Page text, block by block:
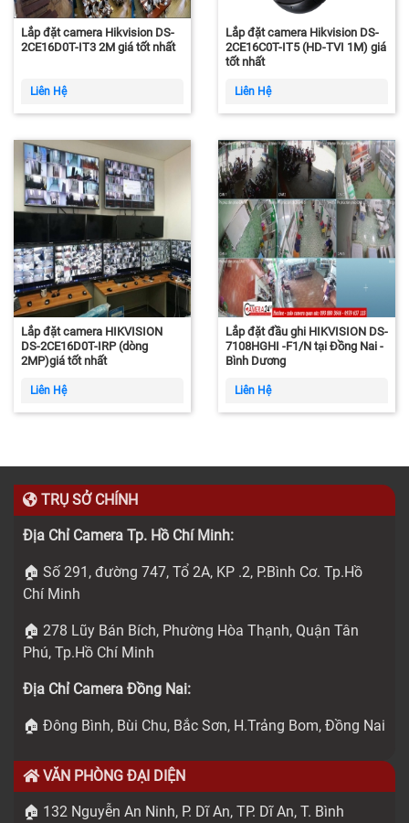
Lắp đặt camera Hikvision DS-
2CE16D0T-IT3 2M giá tốt nhất
Liên Hệ
Lắp đặt camera Hikvision DS-
2CE16C0T-IT5 (HD-TVI 1M) giá
tốt nhất
Liên Hệ
Lắp đặt camera HIKVISION
DS-2CE16D0T-IRP (dòng
2MP)giá tốt nhất
Liên Hệ
Lắp đặt đầu ghi HIKVISION DS-
7108HGHI -F1/N tại Đồng Nai -
Bình Dương
Liên Hệ
TRỤ SỞ CHÍNH
Địa Chỉ Camera Tp. Hồ Chí Minh:
🏠 Số 291, đường 747, Tổ 2A, KP .2, P.Bình Cơ. Tp.Hồ
Chí Minh
🏠 278 Lũy Bán Bích, Phường Hòa Thạnh, Quận Tân
Phú, Tp.Hồ Chí Minh
Địa Chỉ Camera Đồng Nai:
🏠 Đông Bình, Bùi Chu, Bắc Sơn, H.Trảng Bom, Đồng Nai
VĂN PHÒNG ĐẠI DIỆN
🏠 132 Nguyễn An Ninh, P. Dĩ An, TP. Dĩ An, T. Bình